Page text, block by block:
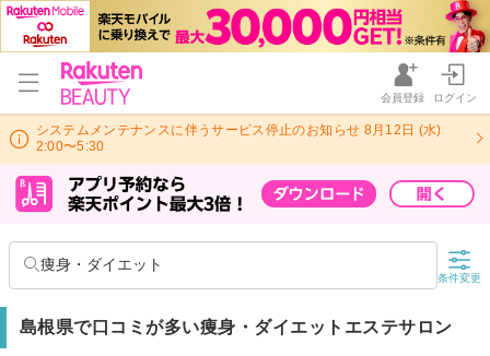
会員登録 ログイン
システムメンテナンスに伴うサービス停止のお知らせ 8月12日 (水)
2:00〜5:30
痩身・ダイエット
条件変更
島根県で口コミが多い痩身・ダイエットエステサロン